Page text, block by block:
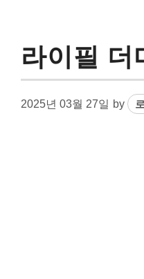
라이필 더
2025년 03월 27일 by